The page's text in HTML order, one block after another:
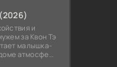
и
за Квон Тэ
малышка-
атмосферу